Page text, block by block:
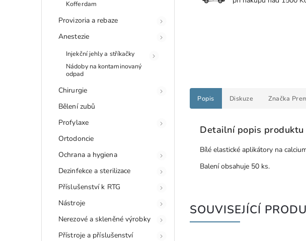
Kofferdam
Provizoria a rebaze
Anestezie
Injekční jehly a stříkačky
Nádoby na kontaminovaný
odpad
Chirurgie
Bělení zubů
Profylaxe
Ortodoncie
Ochrana a hygiena
Dezinfekce a sterilizace
Příslušenství k RTG
Nástroje
Nerezové a skleněné výrobky
Přístroje a příslušenství
Popis Diskuze Značka
Detailní popis produktu
Bílé elastické aplikátory na
Balení obsahuje 50 ks.
SOUVISEJÍCÍ